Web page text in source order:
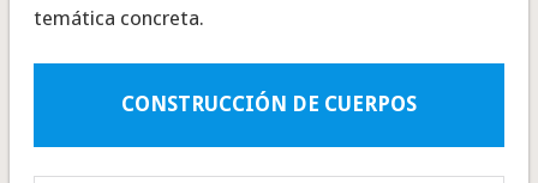
temática concreta.
CONSTRUCCIÓN DE CUERPOS